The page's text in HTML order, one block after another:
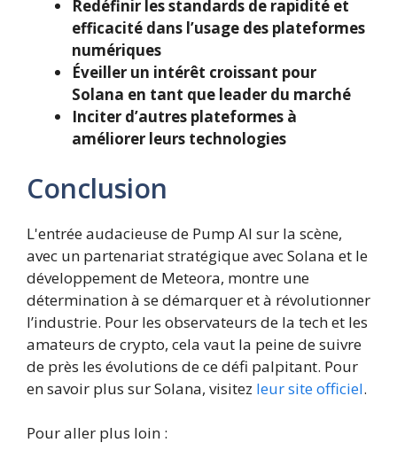
Redéfinir les standards de rapidité et
efficacité dans l’usage des plateformes
numériques
Éveiller un intérêt croissant pour
Solana en tant que leader du marché
Inciter d’autres plateformes à
améliorer leurs technologies
Conclusion
L'entrée audacieuse de Pump AI sur la scène,
avec un partenariat stratégique avec Solana et le
développement de Meteora, montre une
détermination à se démarquer et à révolutionner
l’industrie. Pour les observateurs de la tech et les
amateurs de crypto, cela vaut la peine de suivre
de près les évolutions de ce défi palpitant. Pour
en savoir plus sur Solana, visitez leur site officiel.
Pour aller plus loin :